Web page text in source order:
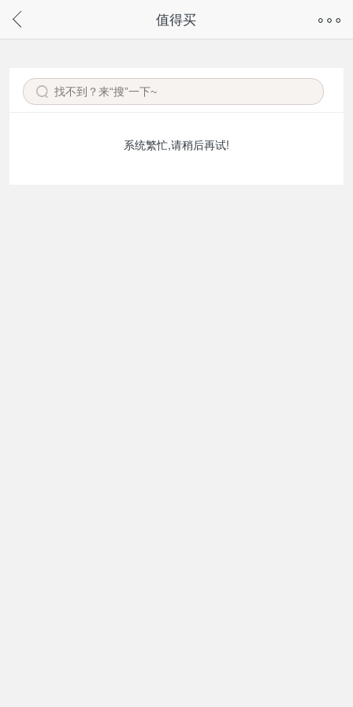
请通过微信或支付宝搜“奇兔客小程序”访问
值得买
系统繁忙,请稍后再试!